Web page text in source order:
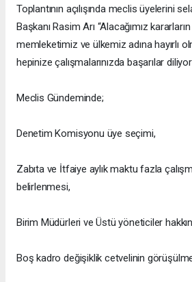
Toplantının açılışında meclis üyelerini
Başkanı Rasim Arı “Alacağımız
memleketimiz ve ülkemiz adına hayırlı
hepinize çalışmalarınızda başarılar
Meclis Gündeminde;
Denetim Komisyonu üye seçimi,
Zabıta ve İtfaiye aylık maktu fazla
belirlenmesi,
Birim Müdürleri ve Üstü yöneticiler
Boş kadro değişiklik cetvelinin